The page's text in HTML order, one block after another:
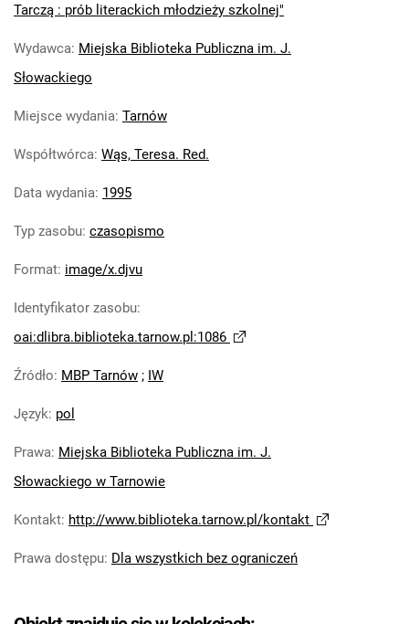
Tarczą : prób literackich młodzieży szkolnej"
Wydawca: Miejska Biblioteka Publiczna im. J.
Słowackiego
Miejsce wydania: Tarnów
Współtwórca: Wąs, Teresa. Red.
Data wydania: 1995
Typ zasobu: czasopismo
Format: image/x.djvu
Identyfikator zasobu:
oai:dlibra.biblioteka.tarnow.pl:1086
Źródło: MBP Tarnów ; IW
Język: pol
Prawa: Miejska Biblioteka Publiczna im. J.
Słowackiego w Tarnowie
Kontakt: http://www.biblioteka.tarnow.pl/kontakt
Prawa dostępu: Dla wszystkich bez ograniczeń